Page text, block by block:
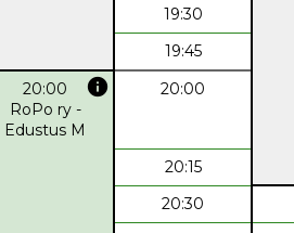
19:30
19:45
20:00 info
RoPo ry -
Edustus M
20:00
20:15
20:30